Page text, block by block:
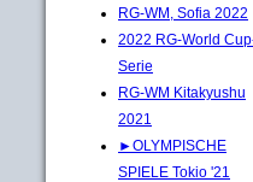
RG-WM, Sofia 2022
2022 RG-World
Serie
RG-WM Kitakyushu
2021
►OLYMPISCHE
SPIELE Tokio '21